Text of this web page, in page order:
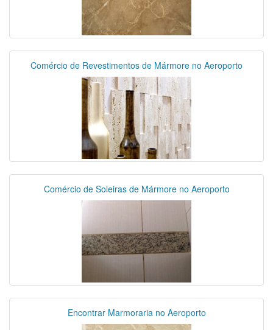
Comércio de Revestimentos de Mármore no Aeroporto
Comércio de Soleiras de Mármore no Aeroporto
Encontrar Marmoraria no Aeroporto